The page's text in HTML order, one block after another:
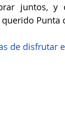
juntos,
Punta
de